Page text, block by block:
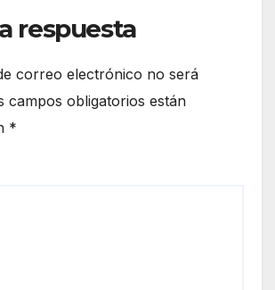
respuesta
correo electrónico no será
campos obligatorios están
*